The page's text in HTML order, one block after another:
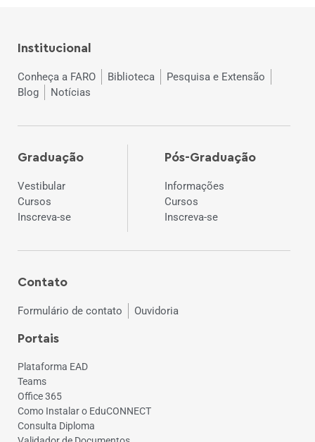
Institucional
Conheça a FARO Biblioteca
Pesquisa e Extensão
Blog
Notícias
Graduação
Vestibular
Cursos
Inscreva-se
Pós-Graduação
Informações
Cursos
Inscreva-se
Contato
Formulário de contato Ouvidoria
Portais
Plataforma EAD
Teams
Office 365
Como Instalar o EduCONNECT
Consulta Diploma